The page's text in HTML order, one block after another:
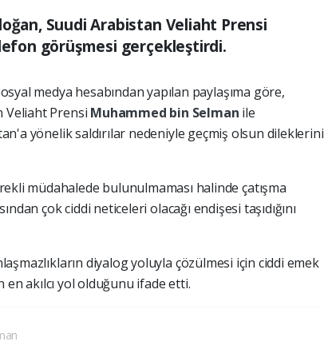
Suudi Arabistan Veliaht Prensi
görüşmesi gerçekleştirdi.
medya hesabından yapılan paylaşıma göre,
Veliaht Prensi Muhammed bin Selman ile
yönelik saldırılar nedeniyle geçmiş olsun dileklerini
müdahalede bulunulmaması halinde çatışma
çok ciddi neticeleri olacağı endişesi taşıdığını
diyalog yoluyla çözülmesi için ciddi emek
akılcı yol olduğunu ifade etti.